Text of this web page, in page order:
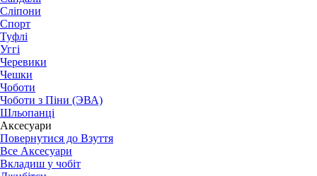
Сліпони
Спорт
Туфлі
Уггі
Черевики
Чешки
Чоботи
Чоботи з Піни (ЭВА)
Шльопанці
Аксесуари
Повернутися до Взуття
Все Аксесуари
Вкладиш у чобіт